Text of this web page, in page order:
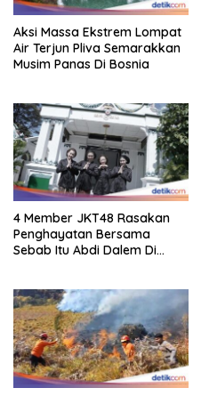
Aksi Massa Ekstrem Lompat
Air Terjun Pliva Semarakkan
Musim Panas Di Bosnia
4 Member JKT48 Rasakan
Penghayatan Bersama
Sebab Itu Abdi Dalem Di